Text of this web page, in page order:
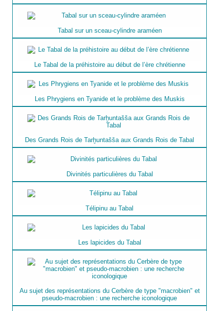
Tabal sur un sceau-cylindre araméen
Le Tabal de la préhistoire au début de l’ère chrétienne
Les Phrygiens en Tyanide et le problème des Muskis
Des Grands Rois de Tarḫuntašša aux Grands Rois de Tabal
Divinités particulières du Tabal
Télipinu au Tabal
Les lapicides du Tabal
Au sujet des représentations du Cerbère de type "macrobien" et
pseudo-macrobien : une recherche iconologique